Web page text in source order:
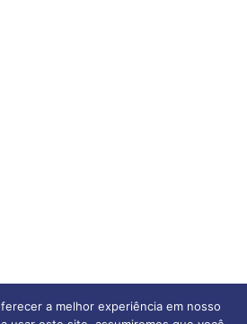
a melhor experiência em nosso